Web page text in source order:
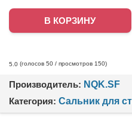
5.0 (голосов 50 / просмотров 150)
Производитель: NQK.SF
Категория: Сальник для